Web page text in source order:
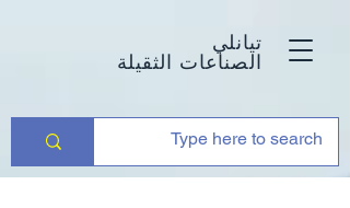
تيانلي
الصناعات الثقيلة